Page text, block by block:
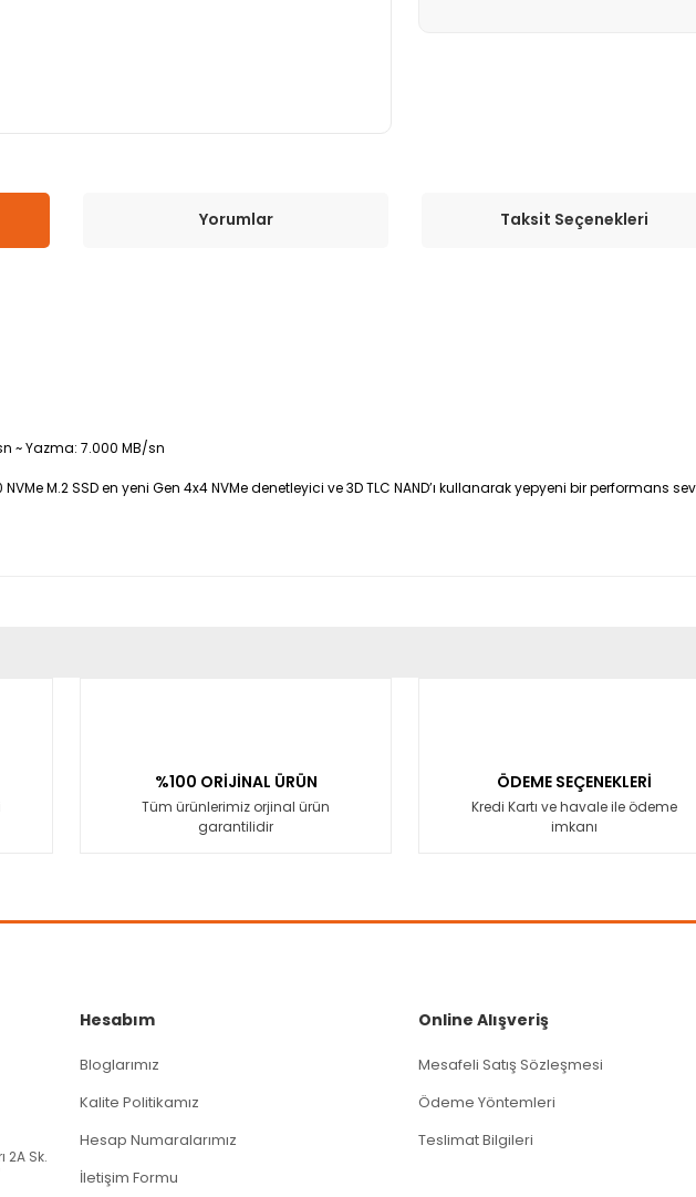
Yorumlar Taksit Seçenekleri
~ Yazma: 7.000 MB/sn
NVMe M.2 SSD en yeni Gen 4x4 NVMe denetleyici ve 3D TLC NAND’ı kullanarak yepyeni bir performans
%100 ORİJİNAL ÜRÜN
Tüm ürünlerimiz orjinal ürün
garantilidir
ÖDEME SEÇENEKLERİ
Kredi Kartı ve havale ile ödeme
imkanı
2A Sk.
Hesabım
Bloglarımız
Kalite Politikamız
Hesap Numaralarımız
İletişim Formu
Online Alışveriş
Mesafeli Satış Sözleşmesi
Ödeme Yöntemleri
Teslimat Bilgileri